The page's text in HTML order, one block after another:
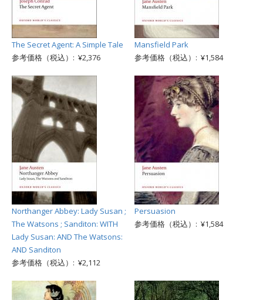
The Secret Agent: A Simple Tale
参考価格（税込）: ¥2,376
Mansfield Park
参考価格（税込）: ¥1,584
Northanger Abbey: Lady Susan ;
The Watsons ; Sanditon: WITH
Lady Susan: AND The Watsons:
AND Sanditon
参考価格（税込）: ¥2,112
Persuasion
参考価格（税込）: ¥1,584